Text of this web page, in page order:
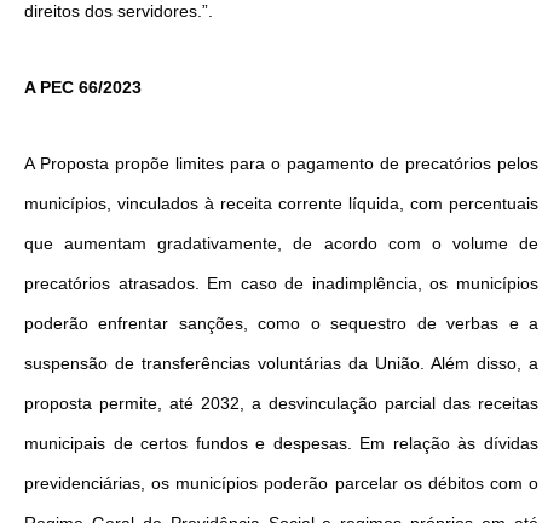
direitos dos servidores.”.
A PEC 66/2023
A Proposta propõe limites para o pagamento de precatórios pelos
municípios, vinculados à receita corrente líquida, com percentuais
que aumentam gradativamente, de acordo com o volume de
precatórios atrasados. Em caso de inadimplência, os municípios
poderão enfrentar sanções, como o sequestro de verbas e a
suspensão de transferências voluntárias da União. Além disso, a
proposta permite, até 2032, a desvinculação parcial das receitas
municipais de certos fundos e despesas. Em relação às dívidas
previdenciárias, os municípios poderão parcelar os débitos com o